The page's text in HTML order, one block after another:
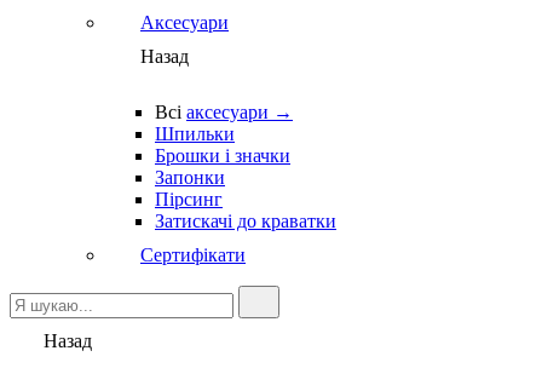
Аксесуари
Назад
Всі аксесуари →
Шпильки
Брошки і значки
Запонки
Пірсинг
Затискачі до краватки
Сертифікати
Назад